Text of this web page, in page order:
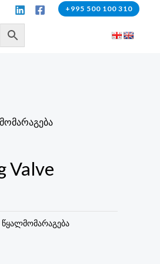
+995 500 100 310
Valve
წყალმომარაგება